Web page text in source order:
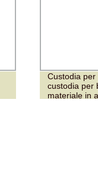
Pellicola in
Nano
Vernice